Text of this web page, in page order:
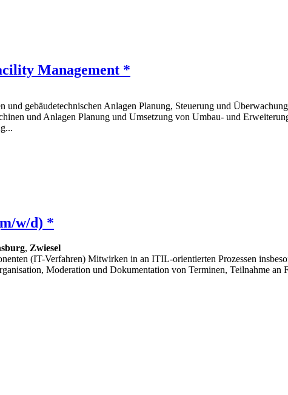
Management *
und gebäudetechnischen Anlagen Planung, Steuerung und
und Anlagen Planung und Umsetzung von Umbau- und
w/d) *
, Zwiesel
(IT-Verfahren) Mitwirken in an ITIL-orientierten Prozessen
Moderation und Dokumentation von Terminen, Teilnahme an